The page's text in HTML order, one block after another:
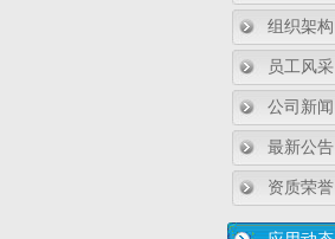
组织架构
员工风采
公司新闻
最新公告
资质荣誉